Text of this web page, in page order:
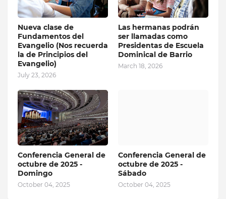
Nueva clase de
Fundamentos del
Evangelio (Nos recuerda
la de Principios del
Evangelio)
July 23, 2026
Las hermanas podrán
ser llamadas como
Presidentas de Escuela
Dominical de Barrio
March 18, 2026
Conferencia General de
octubre de 2025 -
Domingo
October 04, 2025
Conferencia General de
octubre de 2025 -
Sábado
October 04, 2025